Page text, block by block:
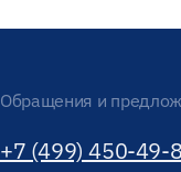
Обращения и
+7 (499) 450-49-